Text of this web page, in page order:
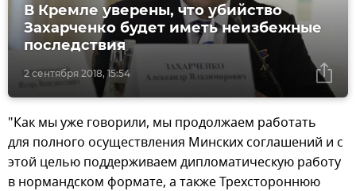
2 сентября 2018, 15:54
В Кремле уверены, что убийство
Захарченко будет иметь неизбежные
последствия
"Как мы уже говорили, мы продолжаем работать
для полного осуществления Минских соглашений и с
этой целью поддерживаем дипломатическую работу
в нормандском формате, а также Трехстороннюю